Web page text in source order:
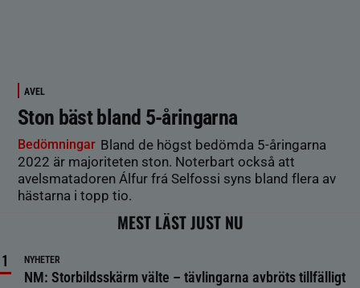
AVEL
Ston bäst bland 5-åringarna
Bedömningar Bland de högst bedömda 5-åringarna
2022 är majoriteten ston. Noterbart också att
avelsmatadoren Álfur frá Selfossi syns bland flera av
hästarna i topp tio.
MEST LÄST JUST NU
NYHETER
NM: Storbildsskärm välte – tävlingarna avbröts tillfälligt